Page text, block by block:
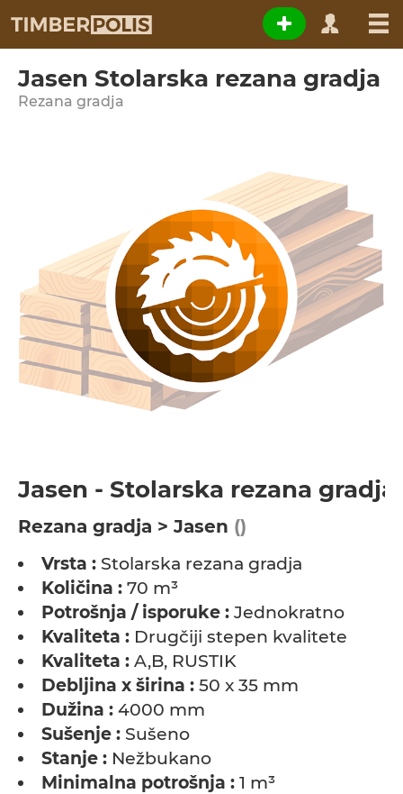
Jasen Stolarska rezana gradja
Rezana gradja
Jasen - Stolarska rezana gradja
Rezana gradja > Jasen ()
Vrsta : Stolarska rezana gradja
Količina : 70 m³
Potrošnja / isporuke : Jednokratno
Kvaliteta : Drugčiji stepen kvalitete
Kvaliteta : A,B, RUSTIK
Debljina x širina : 50 x 35 mm
Dužina : 4000 mm
Sušenje : Sušeno
Stanje : Nežbukano
Minimalna potrošnja : 1 m³